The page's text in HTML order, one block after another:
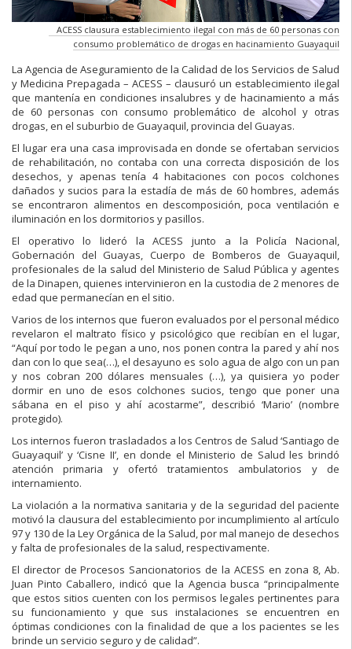
ACESS clausura establecimiento ilegal con más de 60 personas con
consumo problemático de drogas en hacinamiento Guayaquil
La Agencia de Aseguramiento de la Calidad de los Servicios de Salud
y Medicina Prepagada – ACESS – clausuró un establecimiento ilegal
que mantenía en condiciones insalubres y de hacinamiento a más
de 60 personas con consumo problemático de alcohol y otras
drogas, en el suburbio de Guayaquil, provincia del Guayas.
El lugar era una casa improvisada en donde se ofertaban servicios
de rehabilitación, no contaba con una correcta disposición de los
desechos, y apenas tenía 4 habitaciones con pocos colchones
dañados y sucios para la estadía de más de 60 hombres, además
se encontraron alimentos en descomposición, poca ventilación e
iluminación en los dormitorios y pasillos.
El operativo lo lideró la ACESS junto a la Policía Nacional,
Gobernación del Guayas, Cuerpo de Bomberos de Guayaquil,
profesionales de la salud del Ministerio de Salud Pública y agentes
de la Dinapen, quienes intervinieron en la custodia de 2 menores de
edad que permanecían en el sitio.
Varios de los internos que fueron evaluados por el personal médico
revelaron el maltrato físico y psicológico que recibían en el lugar,
“Aquí por todo le pegan a uno, nos ponen contra la pared y ahí nos
dan con lo que sea(…), el desayuno es solo agua de algo con un pan
y nos cobran 200 dólares mensuales (…), ya quisiera yo poder
dormir en uno de esos colchones sucios, tengo que poner una
sábana en el piso y ahí acostarme”, describió ‘Mario’ (nombre
protegido).
Los internos fueron trasladados a los Centros de Salud ‘Santiago de
Guayaquil’ y ‘Cisne II’, en donde el Ministerio de Salud les brindó
atención primaria y ofertó tratamientos ambulatorios y de
internamiento.
La violación a la normativa sanitaria y de la seguridad del paciente
motivó la clausura del establecimiento por incumplimiento al artículo
97 y 130 de la Ley Orgánica de la Salud, por mal manejo de desechos
y falta de profesionales de la salud, respectivamente.
El director de Procesos Sancionatorios de la ACESS en zona 8, Ab.
Juan Pinto Caballero, indicó que la Agencia busca “principalmente
que estos sitios cuenten con los permisos legales pertinentes para
su funcionamiento y que sus instalaciones se encuentren en
óptimas condiciones con la finalidad de que a los pacientes se les
brinde un servicio seguro y de calidad”.